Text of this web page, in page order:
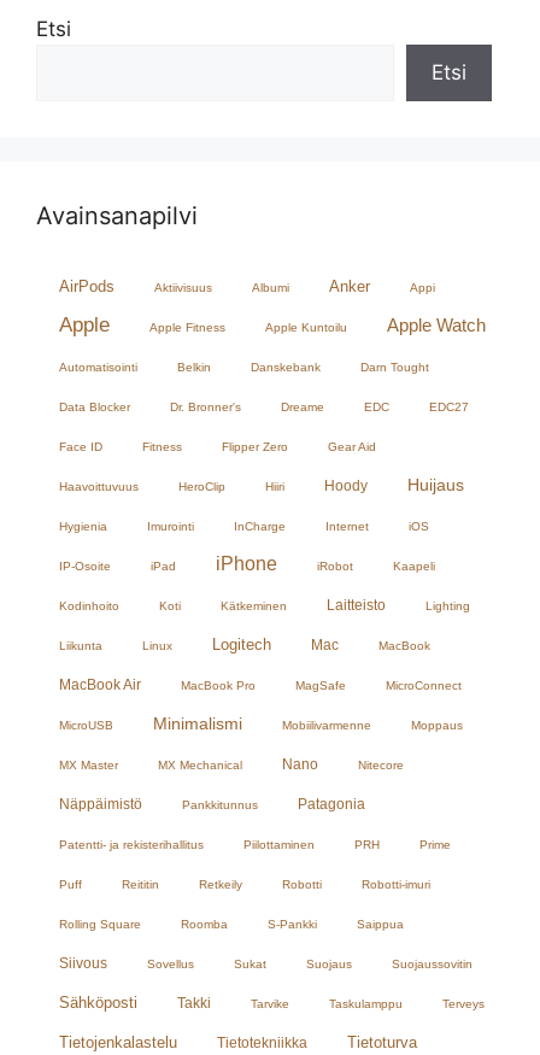
Etsi
Etsi
Avainsanapilvi
AirPods Aktiivisuus Albumi Anker Appi
Apple Apple Fitness Apple Kuntoilu Apple Watch
Automatisointi Belkin Danskebank Darn Tought
Data Blocker Dr. Bronner's Dreame EDC EDC27
Face ID Fitness Flipper Zero Gear Aid
Haavoittuvuus HeroClip Hiiri Hoody Huijaus
Hygienia Imurointi InCharge Internet iOS
IP-Osoite iPad iPhone iRobot Kaapeli
Kodinhoito Koti Kätkeminen Laitteisto Lighting
Liikunta Linux Logitech Mac MacBook
MacBook Air MacBook Pro MagSafe MicroConnect
MicroUSB Minimalismi Mobiilivarmenne Moppaus
MX Master MX Mechanical Nano Nitecore
Näppäimistö Pankkitunnus Patagonia
Patentti- ja rekisterihallitus Piilottaminen PRH Prime
Puff Reititin Retkeily Robotti Robotti-imuri
Rolling Square Roomba S-Pankki Saippua
Siivous Sovellus Sukat Suojaus Suojaussovitin
Sähköposti Takki Tarvike Taskulamppu Terveys
Tietojenkalastelu Tietotekniikka Tietoturva